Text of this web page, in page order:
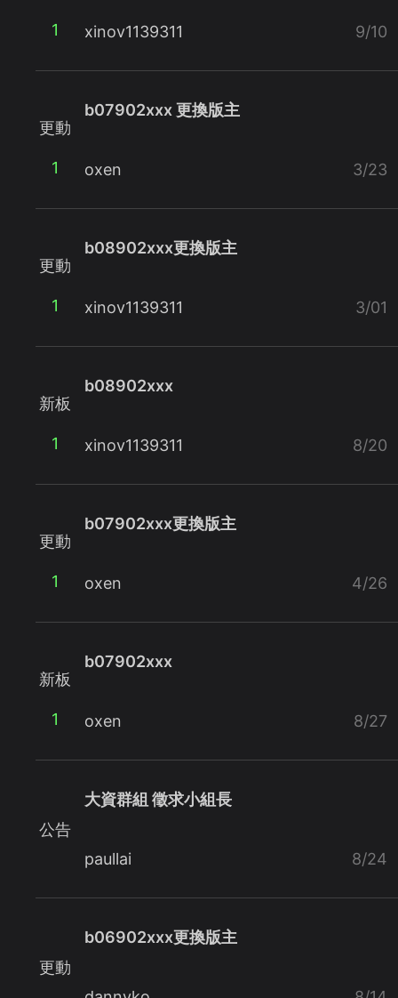
1 xinov1139311 9/10
更動
1
b07902xxx 更換版主
oxen 3/23
更動
1
b08902xxx更換版主
xinov1139311 3/01
新板
1
b08902xxx
xinov1139311 8/20
更動
1
b07902xxx更換版主
oxen 4/26
新板
1
b07902xxx
oxen 8/27
公告
大資群組 徵求小組長
paullai 8/24
更動
b06902xxx更換版主